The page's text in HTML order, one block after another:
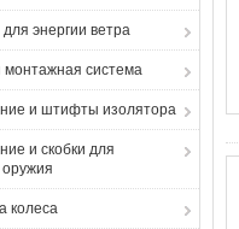
энергии ветра
система
и штифты изолятора
и скобки для
оружия
колеса